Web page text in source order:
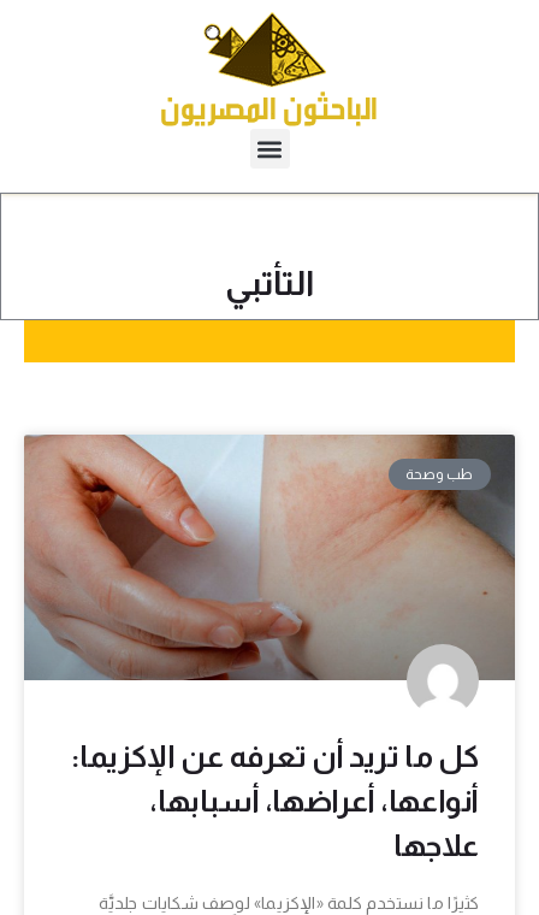
التأتبي
طب وصحة
كل ما تريد أن تعرفه عن الإكزيما:
أنواعها، أعراضها، أسبابها،
علاجها
كثيرًا ما نستخدم كلمة «الإكزيما» لوصف شكايات جلديَّة